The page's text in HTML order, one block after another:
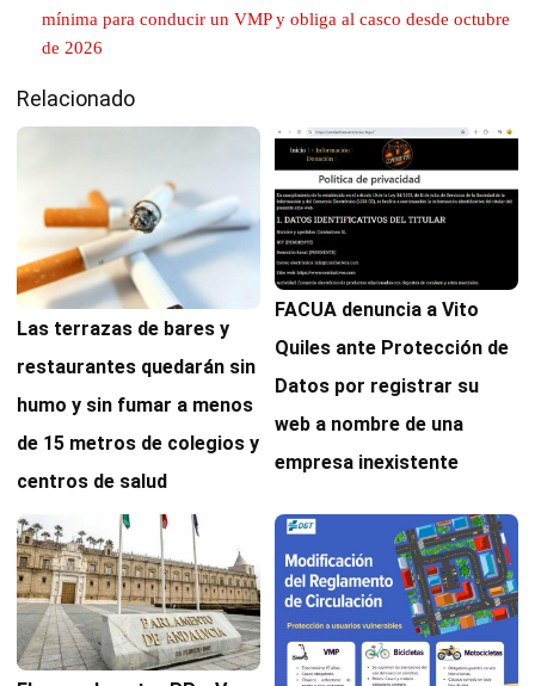
mínima para conducir un VMP y obliga al casco desde octubre
de 2026
Relacionado
Las terrazas de bares y
restaurantes quedarán sin
humo y sin fumar a menos
de 15 metros de colegios y
centros de salud
FACUA denuncia a Vito
Quiles ante Protección de
Datos por registrar su
web a nombre de una
empresa inexistente